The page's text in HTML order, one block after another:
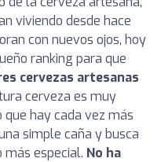
viviendo desde hace
con nuevos ojos, hoy
ranking para que
cervezas artesanas
cerveza es muy
hay cada vez más
simple caña y busca
especial. No ha